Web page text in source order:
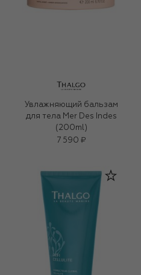
Увлажняющий бальзам
для тела Mer Des Indes
(200ml)
7 590 ₽